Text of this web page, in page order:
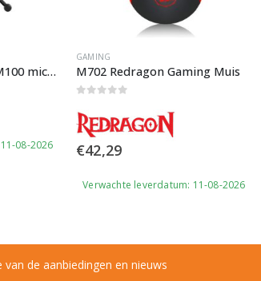
Redragon Seyfert GM100 microfoon
08-2026
GAMING
M702 Redragon Gaming Muis
€42,29
Verwachte leverdatum: 11-08-2026
de aanbiedingen en nieuws